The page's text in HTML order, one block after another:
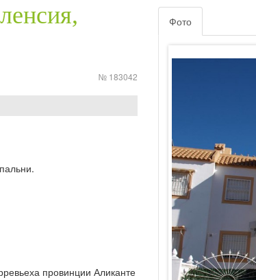
№ 183042
провинции Аликанте
Фото